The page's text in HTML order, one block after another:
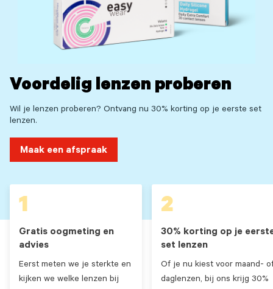
Voordelig lenzen proberen
Wil je lenzen proberen? Ontvang nu 30% korting op je eerste set
lenzen.
Maak een afspraak
1
Gratis oogmeting en
advies
Eerst meten we je sterkte en
kijken we welke lenzen bij
2
30% korting op je
set lenzen
Of je nu kiest voor maand-
daglenzen, bij ons krijg 30%